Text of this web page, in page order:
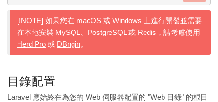
[!NOTE] 如果您在 macOS 或 Windows 上進行開發並需要
在本地安裝 MySQL、PostgreSQL 或 Redis，請考慮使用
Herd Pro 或 DBngin。
目錄配置
Laravel 應始終在為您的 Web 伺服器配置的 "Web 目錄" 的根目